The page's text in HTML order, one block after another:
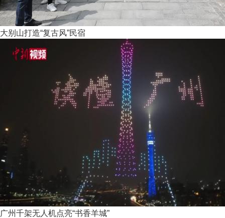
大别山打造“复古风”民宿
广州千架无人机点亮“书香羊城”